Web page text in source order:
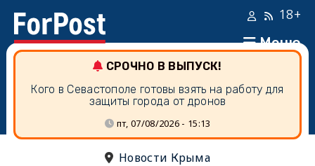
Меню
18+
СРОЧНО В ВЫПУСК!
Кого в Севастополе готовы взять на работу для
защиты города от дронов
пт, 07/08/2026 - 15:13
Новости Крыма